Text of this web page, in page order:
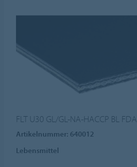
FLT U30 GL/GL-NA-HACCP BL FDA
Artikelnummer: 640012
Lebensmittel